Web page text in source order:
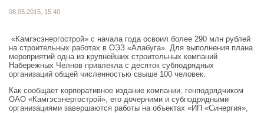
08.05.2015, 15:40
«Камгэсэнергострой» с начала года освоил более 290 млн рублей
на строительных работах в ОЭЗ «Алабуга». Для выполнения плана
мероприятий одна из крупнейших строительных компаний
Набережных Челнов привлекла с десяток субподрядных
организаций общей численностью свыше 100 человек.
Как сообщает корпоративное издание компании, генподрядчиком
ОАО «Камгэсэнергострой», его дочерними и субподрядными
организациями завершаются работы на объектах «ИП «Синергия»,